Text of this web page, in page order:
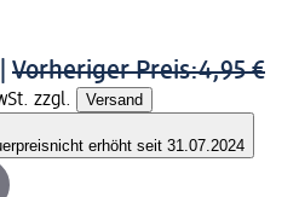
Vorheriger Preis:4,95 €
zzgl. Versand
nicht erhöht seit 31.07.2024